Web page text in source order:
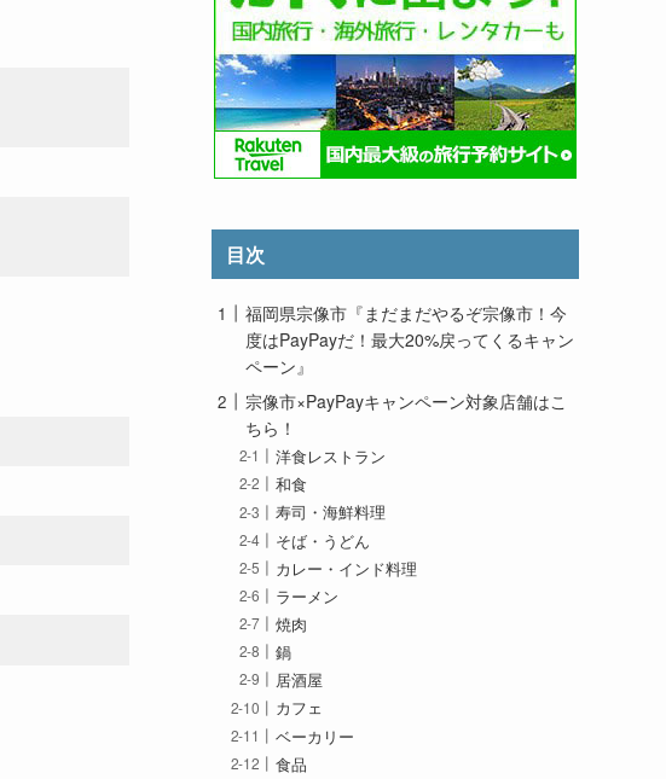
目次
福岡県宗像市『まだまだやるぞ宗像市！今
度はPayPayだ！最大20%戻ってくるキャン
ペーン』
宗像市×PayPayキャンペーン対象店舗はこ
ちら！
洋食レストラン
和食
寿司・海鮮料理
そば・うどん
カレー・インド料理
ラーメン
焼肉
鍋
居酒屋
カフェ
ベーカリー
食品